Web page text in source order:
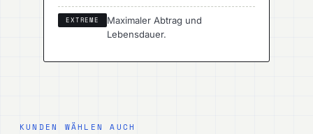
EXTREME
Maximaler Abtrag und
Lebensdauer.
KUNDEN WÄHLEN AUCH